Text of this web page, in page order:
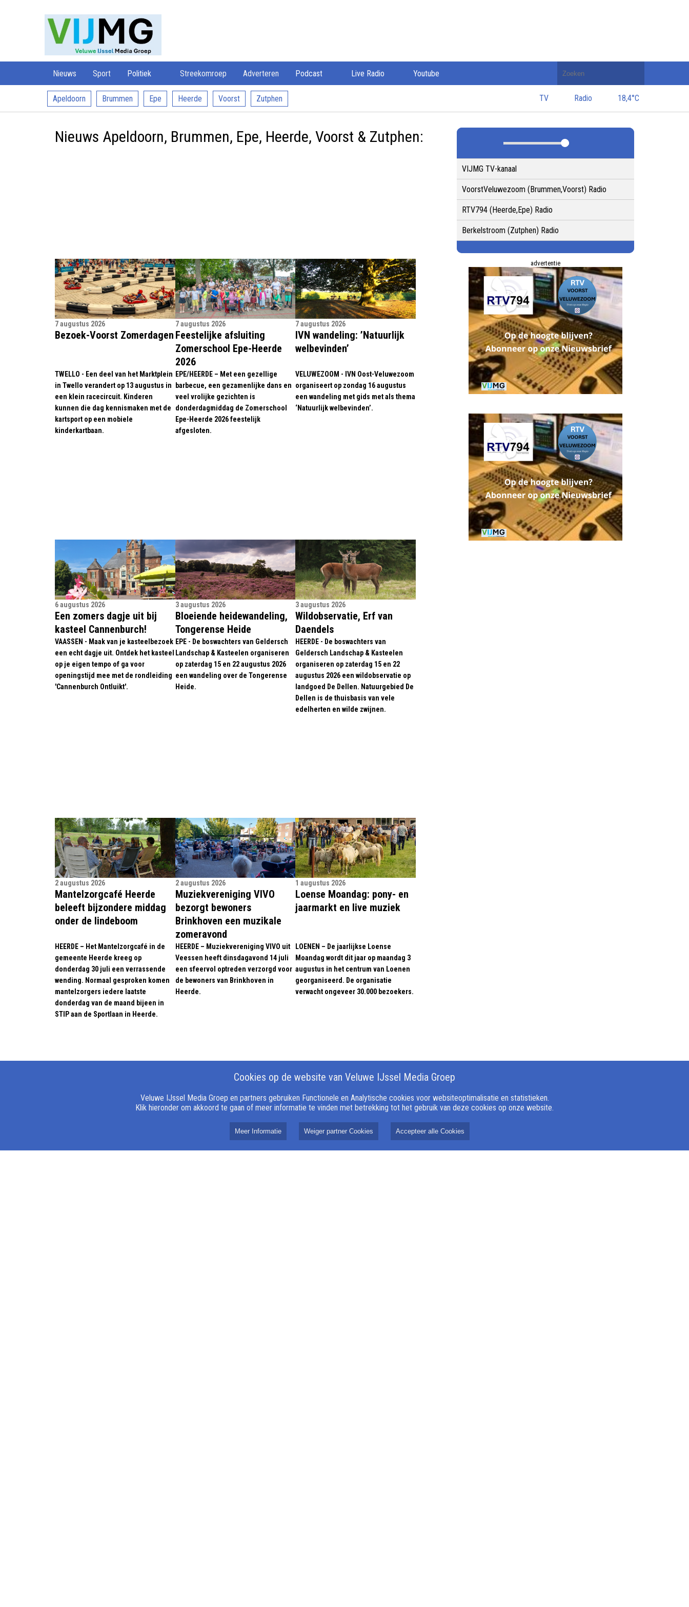
Nieuws Sport Politiek Streekomroep Adverteren Podcast Live Radio Youtube
de
website
Apeldoorn
Brummen Epe Heerde Voorst Zutphen TV Radio 18,4°C
Nieuws Apeldoorn, Brummen, Epe, Heerde, Voorst & Zutphen:
7 augustus 2026
Bezoek-Voorst Zomerdagen
TWELLO - Een deel van het Marktplein
in Twello verandert op 13 augustus in
een klein racecircuit. Kinderen
kunnen die dag kennismaken met de
kartsport op een mobiele
kinderkartbaan.
7 augustus 2026
Feestelijke afsluiting
Zomerschool Epe-Heerde
2026
EPE/HEERDE – Met een gezellige
barbecue, een gezamenlijke dans en
veel vrolijke gezichten is
donderdagmiddag de Zomerschool
Epe-Heerde 2026 feestelijk
afgesloten.
7 augustus 2026
IVN wandeling: ’Natuurlijk
welbevinden’
VELUWEZOOM - IVN Oost-Veluwezoom
organiseert op zondag 16 augustus
een wandeling met gids met als thema
‘Natuurlijk welbevinden’.
6 augustus 2026
Een zomers dagje uit bij
kasteel Cannenburch!
VAASSEN - Maak van je kasteelbezoek
een echt dagje uit. Ontdek het kasteel
op je eigen tempo of ga voor
openingstijd mee met de rondleiding
'Cannenburch Ontluikt'.
3 augustus 2026
Bloeiende heidewandeling,
Tongerense Heide
EPE - De boswachters van Geldersch
Landschap & Kasteelen organiseren
op zaterdag 15 en 22 augustus 2026
een wandeling over de Tongerense
Heide.
3 augustus 2026
Wildobservatie, Erf van
Daendels
HEERDE - De boswachters van
Geldersch Landschap & Kasteelen
organiseren op zaterdag 15 en 22
augustus 2026 een wildobservatie op
landgoed De Dellen. Natuurgebied De
Dellen is de thuisbasis van vele
edelherten en wilde zwijnen.
2 augustus 2026
Mantelzorgcafé Heerde
beleeft bijzondere middag
onder de lindeboom
HEERDE – Het Mantelzorgcafé in de
gemeente Heerde kreeg op
donderdag 30 juli een verrassende
wending. Normaal gesproken komen
mantelzorgers iedere laatste
donderdag van de maand bijeen in
STIP aan de Sportlaan in Heerde.
2 augustus 2026
Muziekvereniging VIVO
bezorgt bewoners
Brinkhoven een muzikale
zomeravond
HEERDE – Muziekvereniging VIVO uit
Veessen heeft dinsdagavond 14 juli
een sfeervol optreden verzorgd voor
de bewoners van Brinkhoven in
Heerde.
1 augustus 2026
Loense Moandag: pony- en
jaarmarkt en live muziek
LOENEN – De jaarlijkse Loense
Moandag wordt dit jaar op maandag 3
augustus in het centrum van Loenen
georganiseerd. De organisatie
verwacht ongeveer 30.000 bezoekers.
VIJMG TV-kanaal
VoorstVeluwezoom (Brummen,Voorst) Radio
RTV794 (Heerde,Epe) Radio
Berkelstroom (Zutphen) Radio
advertentie
Cookies op de website van Veluwe IJssel Media Groep
Veluwe IJssel Media Groep en partners gebruiken Functionele en Analytische cookies voor websiteoptimalisatie en statistieken.
Klik hieronder om akkoord te gaan of meer informatie te vinden met betrekking tot het gebruik van deze cookies op onze website.
Meer Informatie Weiger partner Cookies Accepteer alle Cookies